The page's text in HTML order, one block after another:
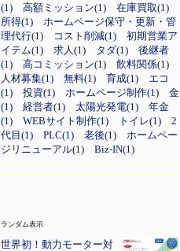
(1)
高額ミッション(1)
在庫買取(1)
所得(1)
ホームページ保守・更新・管
理代行(1)
コスト削減(1)
初期営業ア
イテム(1)
求人(1) タダ(1)
後継者
(1)
高コミッション(1)
飲料関係(1)
人材募集(1)
無料(1) 育成(1)
エコ
(1)
投資(1) ホームページ制作(1)
金
(1)
経営者(1) 太陽光発電(1)
年金
(1)
WEBサイト制作(1) トイレ(1)
2
代目(1)
PLC(1) 老後(1)
ホームペー
ジリニューアル(1)
Biz-IN(1)
ランダム表示
世界初！動力モーター対